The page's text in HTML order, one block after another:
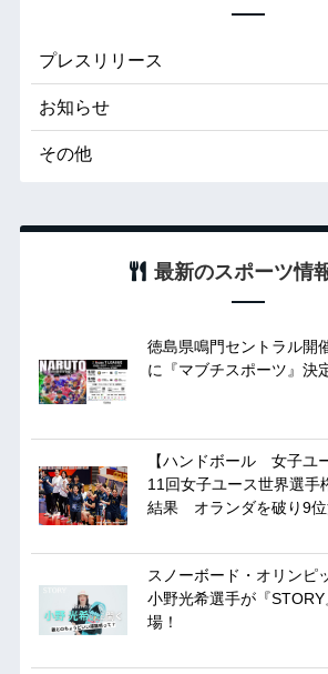
プレスリリース
お知らせ
その他
最新のスポーツ情
徳島県鳴門セントラル開
に『マブチスポーツ』決
【ハンドボール 女子ユ
11回女子ユース世界選手
結果 オランダを破り9位
スノーボード・オリンピ
小野光希選手が『
場！